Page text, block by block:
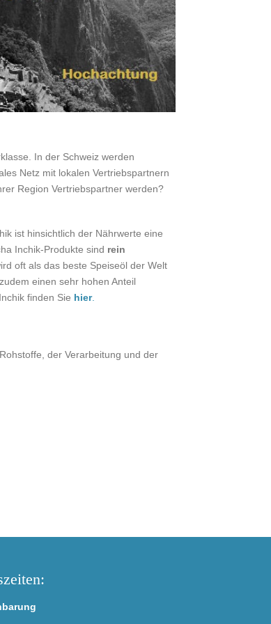
In der Schweiz werden
Netz mit lokalen Vertriebspartnern
Region Vertriebspartner werden?
ist hinsichtlich der Nährwerte eine
Inchik-Produkte sind rein
oft als das beste Speiseöl der Welt
einen sehr hohen Anteil
finden Sie hier.
der Verarbeitung und der